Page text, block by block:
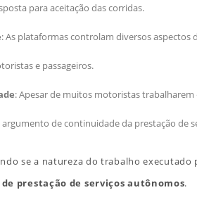
para aceitação das corridas.
: As plataformas controlam diversos
e passageiros.
: Apesar de muitos motoristas
de continuidade da prestação de
se a natureza do trabalho
prestação de serviços autônomos.